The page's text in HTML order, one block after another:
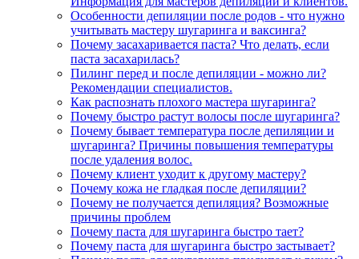
Особенности депиляции после родов - что нужно
учитывать мастеру шугаринга и ваксинга?
Почему засахаривается паста? Что делать, если
паста засахарилась?
Пилинг перед и после депиляции - можно ли?
Рекомендации специалистов.
Как распознать плохого мастера шугаринга?
Почему быстро растут волосы после шугаринга?
Почему бывает температура после депиляции и
шугаринга? Причины повышения температуры
после удаления волос.
Почему клиент уходит к другому мастеру?
Почему кожа не гладкая после депиляции?
Почему не получается депиляция? Возможные
причины проблем
Почему паста для шугаринга быстро тает?
Почему паста для шугаринга быстро застывает?